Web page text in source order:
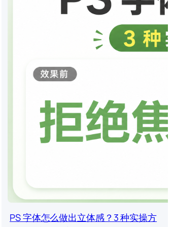
PS 字体怎么做出立体感？3 种实操方